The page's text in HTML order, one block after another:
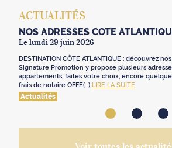
ACTUALITÉS
NOS ADRESSES CÔTE
Le lundi 29 juin 2026
DESTINATION CÔTE ATLANTIQUE : découvrez
Signature Promotion y propose plusieurs
appartements, faites votre choix, encore
frais de notaire OFFE(...) LIRE LA SUITE
Actualités